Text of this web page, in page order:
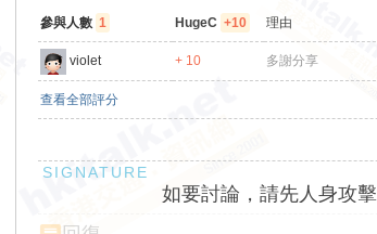
參與人數 1 HugeC +10 理由
violet + 10 多謝分享
查看全部評分
如要討論，請先人身攻